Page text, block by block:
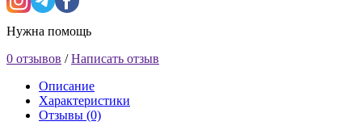
Нужна помощь
0 отзывов /Написать отзыв
Описание
Характеристики
Отзывы (0)